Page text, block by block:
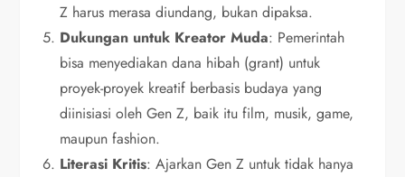
Z harus merasa diundang, bukan dipaksa.
Dukungan untuk Kreator Muda: Pemerintah
bisa menyediakan dana hibah (grant) untuk
proyek-proyek kreatif berbasis budaya yang
diinisiasi oleh Gen Z, baik itu film, musik, game,
maupun fashion.
Literasi Kritis: Ajarkan Gen Z untuk tidak hanya